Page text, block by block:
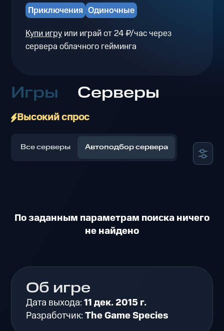
Приключения Одиночные
Купи игруили играй от 24 ₽/час через
сервера облачного гейминга
Игры Серверы
Высокий спрос
Все серверы Автоподбор сервера
По заданным параметрам поиска ничего
не найдено
Об игре
Дата выхода:11 дек. 2015 г.
Разработчик:The Game Species